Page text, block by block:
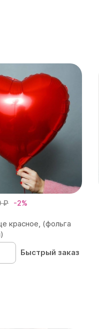
₽ -2%
красное, (фольга
Быстрый заказ